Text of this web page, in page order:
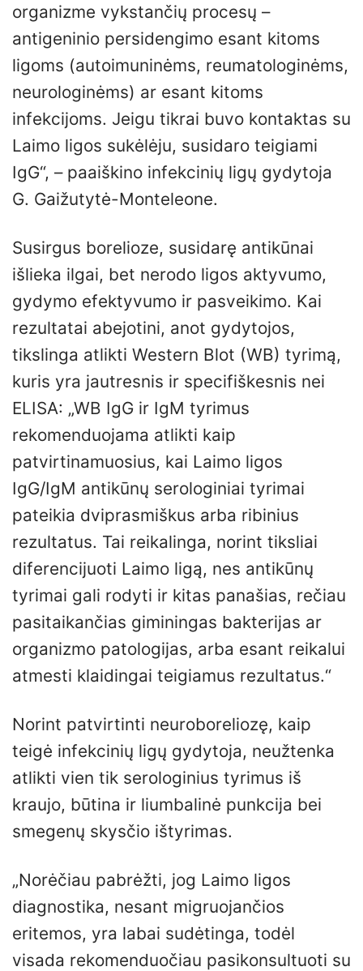
organizme vykstančių procesų –
antigeninio persidengimo esant kitoms
ligoms (autoimuninėms, reumatologinėms,
neurologinėms) ar esant kitoms
infekcijoms. Jeigu tikrai buvo kontaktas su
Laimo ligos sukėlėju, susidaro teigiami
IgG“, – paaiškino infekcinių ligų gydytoja
G. Gaižutytė-Monteleone.
Susirgus borelioze, susidarę antikūnai
išlieka ilgai, bet nerodo ligos aktyvumo,
gydymo efektyvumo ir pasveikimo. Kai
rezultatai abejotini, anot gydytojos,
tikslinga atlikti Western Blot (WB) tyrimą,
kuris yra jautresnis ir specifiškesnis nei
ELISA: „WB IgG ir IgM tyrimus
rekomenduojama atlikti kaip
patvirtinamuosius, kai Laimo ligos
IgG/IgM antikūnų serologiniai tyrimai
pateikia dviprasmiškus arba ribinius
rezultatus. Tai reikalinga, norint tiksliai
diferencijuoti Laimo ligą, nes antikūnų
tyrimai gali rodyti ir kitas panašias, rečiau
pasitaikančias giminingas bakterijas ar
organizmo patologijas, arba esant reikalui
atmesti klaidingai teigiamus rezultatus.“
Norint patvirtinti neuroboreliozę, kaip
teigė infekcinių ligų gydytoja, neužtenka
atlikti vien tik serologinius tyrimus iš
kraujo, būtina ir liumbalinė punkcija bei
smegenų skysčio ištyrimas.
„Norėčiau pabrėžti, jog Laimo ligos
diagnostika, nesant migruojančios
eritemos, yra labai sudėtinga, todėl
visada rekomenduočiau pasikonsultuoti su